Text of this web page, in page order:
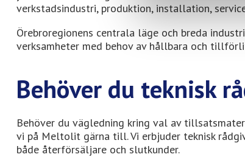
verkstadsindustri, produktion, installation,
Örebroregionens centrala läge och breda
verksamheter med behov av hållbara och
Behöver du teknisk
Behöver du vägledning kring val av
vi på Meltolit gärna till. Vi erbjuder teknisk
både återförsäljare och slutkunder.